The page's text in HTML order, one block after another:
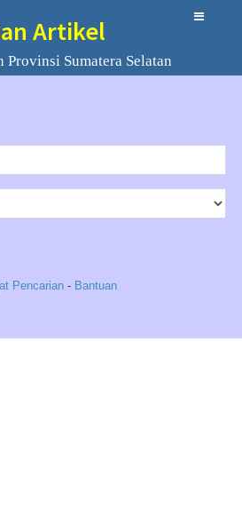
Artikel
Provinsi Sumatera Selatan
Pencarian - Bantuan